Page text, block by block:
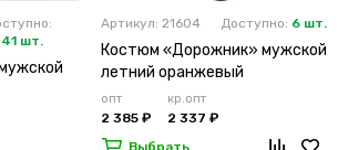
шт.
Артикул: 21604 Доступно: 6 шт.
Костюм «Дорожник» мужской
летний оранжевый
опт
2 385 ₽
кр.опт
2 337 ₽